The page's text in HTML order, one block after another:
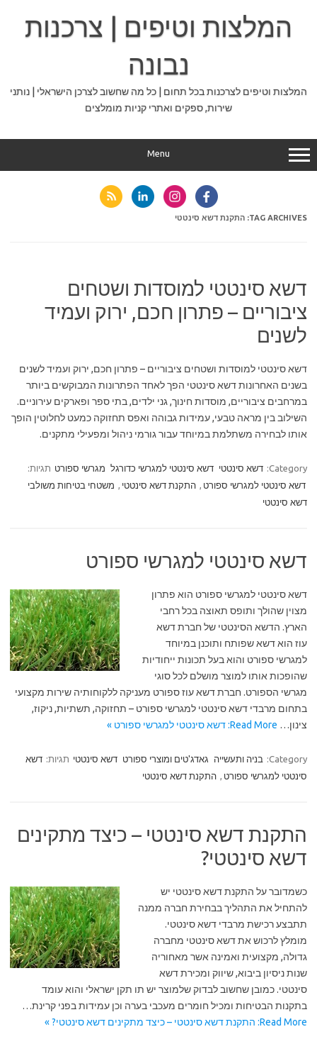
contentהמלצות וטיפים | צרכנות
נבונה
המלצות וטיפים לצרכנות בכל תחום | כל מה שחשוב לצרכן הישראלי | נותני
שירות, ספקים ואתרי קניות מומלצים
Menu
TAG ARCHIVES: התקנת דשא סינטטי
דשא סינטטי למוסדות ושטחים
ציבוריים – פתרון חכם, ירוק ועמיד
לשנים
דשא סינטטי למוסדות ושטחים ציבוריים – פתרון חכם, ירוק ועמיד לשנים
בשנים האחרונות דשא סינטטי הפך לאחד הפתרונות המבוקשים ביותר
במרחבים ציבוריים, מוסדות חינוך, גני ילדים, בתי ספר ופארקים עירוניים.
השילוב בין מראה טבעי, עמידות גבוהה ואפס תחזוקה כמעט לחלוטין הופך
אותו לבחירה משתלמת במיוחד עבור גורמי ניהול ומפעילי מתקנים.
Category: דשא סינטטי דשא סינטטי למגרשי כדורגל מגרשי ספורט תגיות:
דשא סינטטי למגרשי ספורט , התקנת דשא סינטטי , משטחי בטיחות משולבי
דשא סינטטי
דשא סינטטי למגרשי ספורט
דשא סינטטי למגרשי ספורט הוא פתרון
מצוין שהולך ותופס תאוצה בכל רחבי
הארץ. הדשא הסינטטי של חברת דשא
עוז הוא דשא שפותח ותוכנן במיוחד
למגרשי ספורט והוא בעל תכונות ייחודיות
שהופכות אותו למוצר מושלם לכל סוגי
מגרשי הספורט. חברת דשא עוז ספורט מעניקה ללקוחותיה שירות מקצועי
בתחום מרבדי דשא סינטטי למגרשי ספורט – תחזוקה, תשתיות, ניקוז,
צינון… Read More: דשא סינטטי למגרשי ספורט »
Category: בניה ותעשייה גאדג'טים ומוצרי ספורט דשא סינטטי תגיות: דשא
סינטטי למגרשי ספורט , התקנת דשא סינטטי
התקנת דשא סינטטי – כיצד מתקינים
דשא סינטטי?
כשמדובר על התקנת דשא סינטטי יש
להתחיל את התהליך בבחירת חברה ממנה
תתבצע רכישת מרבדי דשא סינטטי.
מומלץ לרכוש את דשא סינטטי מחברה
גדולה, מקצועית ואמינה אשר מאחוריה
שנות ניסיון ביבוא, שיווק ומכירת דשא
סינטטי. כמובן שחשוב לבדוק שלמוצר יש תו תקן ישראלי והוא עומד
בתקנות הבטיחות ומכיל חומרים מעכבי בערה וכן עמידות בפני קרינת…
Read More: התקנת דשא סינטטי – כיצד מתקינים דשא סינטטי? »